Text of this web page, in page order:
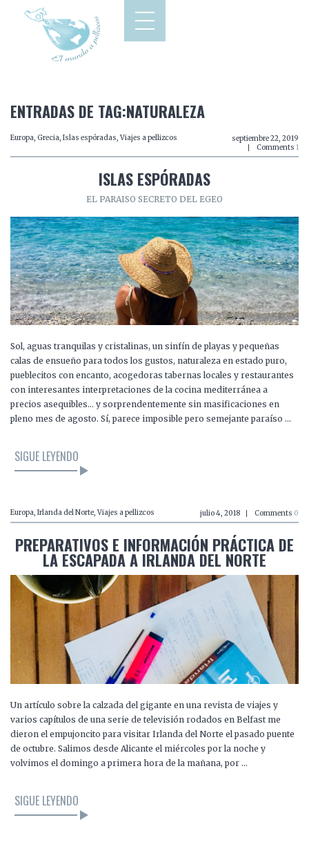
ENTRADAS DE TAG:NATURALEZA
Europa, Grecia, Islas espóradas, Viajes a pellizcos
septiembre 22, 2019
Comments 1
ISLAS ESPÓRADAS
EL PARAISO SECRETO DEL EGEO
Sol, aguas tranquilas y cristalinas, un sinfín de playas y pequeñas
calas de ensueño para todos los gustos, naturaleza en estado puro,
pueblecitos con encanto, acogedoras tabernas locales y restaurantes
con interesantes interpretaciones de la cocina mediterránea a
precios asequibles… y sorprendentemente sin masificaciones en
pleno mes de agosto. Sí, parece imposible pero semejante paraíso …
SIGUE LEYENDO
Europa, Irlanda del Norte, Viajes a pellizcos julio 4, 2018 Comments 0
PREPARATIVOS E INFORMACIÓN PRÁCTICA DE
LA ESCAPADA A IRLANDA DEL NORTE
Un artículo sobre la calzada del gigante en una revista de viajes y
varios capítulos de una serie de televisión rodados en Belfast me
dieron el empujoncito para visitar Irlanda del Norte el pasado puente
de octubre. Salimos desde Alicante el miércoles por la noche y
volvimos el domingo a primera hora de la mañana, por …
SIGUE LEYENDO